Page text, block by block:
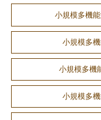
小規模多機
小規模多
小規模多機
小規模多